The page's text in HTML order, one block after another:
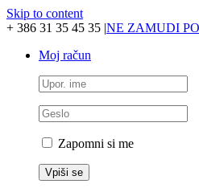
Skip to content
+ 386 31 35 45 35 |NE ZAMUDI
Moj račun
Zapomni si me